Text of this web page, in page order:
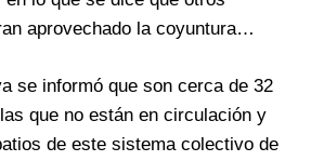
aprovechado la coyuntura…
se informó que son cerca de 32
que no están en circulación y
de este sistema colectivo de